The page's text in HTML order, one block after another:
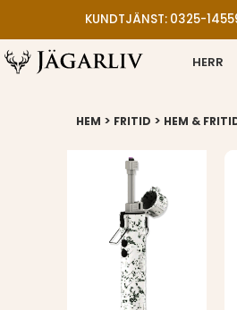
KUNDTJÄNST: 0325-
HERR
HEM > FRITID > HEM &